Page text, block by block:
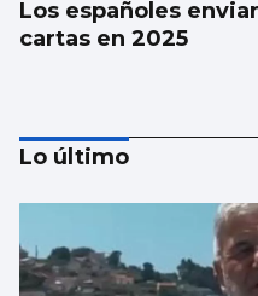
Los españoles
cartas en 2025
Lo último